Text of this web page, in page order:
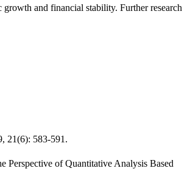
and financial stability. Further research
583-591.
of Quantitative Analysis Based